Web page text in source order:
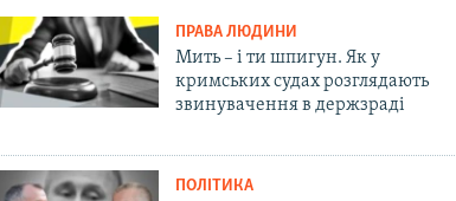
ПРАВА ЛЮДИНИ
Мить – і ти шпигун. Як у
кримських судах розглядають
звинувачення в держзраді
ПОЛІТИКА